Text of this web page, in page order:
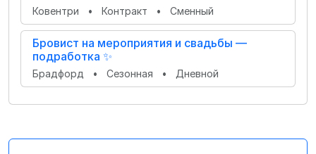
Ковентри • Контракт • Сменный
Бровист на мероприятия и свадьбы —
подработка ✨
Брадфорд • Сезонная • Дневной